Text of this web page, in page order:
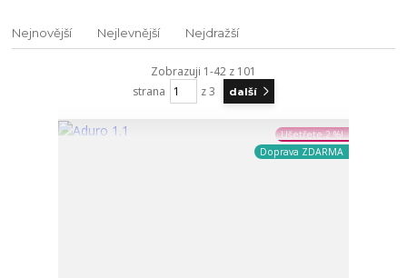
Nejnovější Nejlevnější Nejdražší
Zobrazuji 1-42 z 101
strana
z 3 další
Ušetřete 2 %!
Doprava ZDARMA